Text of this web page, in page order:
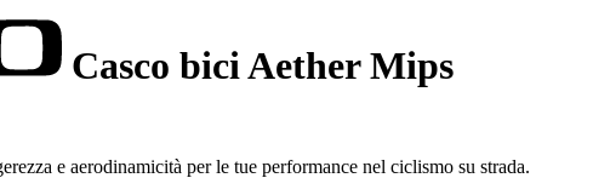
Casco bici Aether Mips
e aerodinamicità per le tue performance nel ciclismo su strada.